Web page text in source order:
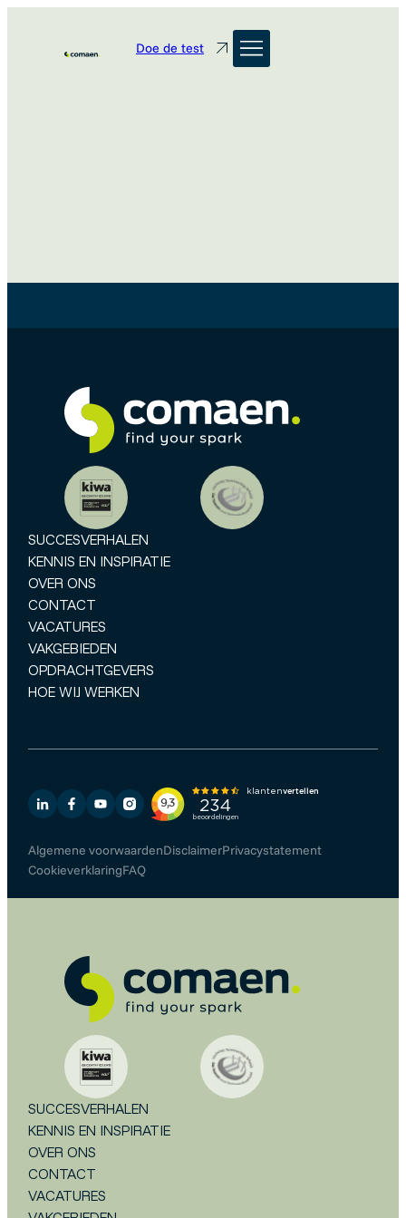
Doe de test
SUCCESVERHALEN
KENNIS EN INSPIRATIE
OVER ONS
CONTACT
VACATURES
VAKGEBIEDEN
OPDRACHTGEVERS
HOE WIJ WERKEN
Algemene voorwaardenDisclaimerPrivacystatement
CookieverklaringFAQ
SUCCESVERHALEN
KENNIS EN INSPIRATIE
OVER ONS
CONTACT
VACATURES